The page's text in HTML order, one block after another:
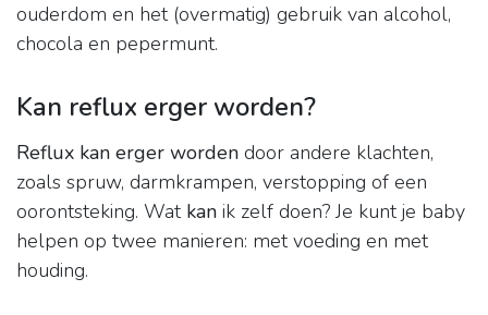
ouderdom en het (overmatig) gebruik van alcohol,
chocola en pepermunt.
Kan reflux erger worden?
Reflux kan erger worden door andere klachten,
zoals spruw, darmkrampen, verstopping of een
oorontsteking. Wat kan ik zelf doen? Je kunt je baby
helpen op twee manieren: met voeding en met
houding.